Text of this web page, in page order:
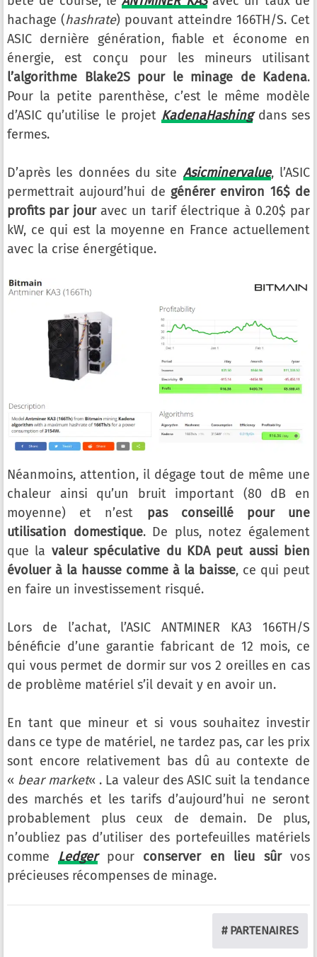
hachage (hashrate) pouvant atteindre 166TH/S. Cet
ASIC dernière génération, fiable et économe en
énergie, est conçu pour les mineurs utilisant
l’algorithme Blake2S pour le minage de Kadena.
Pour la petite parenthèse, c’est le même modèle
d’ASIC qu’utilise le projet KadenaHashingdans ses
fermes.
D’après les données du site Asicminervalue, l’ASIC
permettrait aujourd’hui de générer environ 16$ de
profits par jouravec un tarif électrique à 0.20$ par
kW, ce qui est la moyenne en France actuellement
avec la crise énergétique.
Néanmoins, attention, il dégage tout de même une
chaleur ainsi qu’un bruit important (80 dB en
moyenne) et n’est pas conseillé pour une
utilisation domestique. De plus, notez également
que la valeur spéculative du KDA peut aussi bien
évoluer à la hausse comme à la baisse, ce qui peut
en faire un investissement risqué.
Lors de l’achat, l’ASIC ANTMINER KA3 166TH/S
bénéficie d’une garantie fabricant de 12 mois, ce
qui vous permet de dormir sur vos 2 oreilles en cas
de problème matériel s’il devait y en avoir un.
En tant que mineur et si vous souhaitez investir
dans ce type de matériel, ne tardez pas, car les prix
sont encore relativement bas dû au contexte de
« bear market« . La valeur des ASIC suit la tendance
des marchés et les tarifs d’aujourd’hui ne seront
probablement plus ceux de demain. De plus,
n’oubliez pas d’utiliser des portefeuilles matériels
comme Ledgerpour conserver en lieu sûrvos
précieuses récompenses de minage.
# PARTENAIRES